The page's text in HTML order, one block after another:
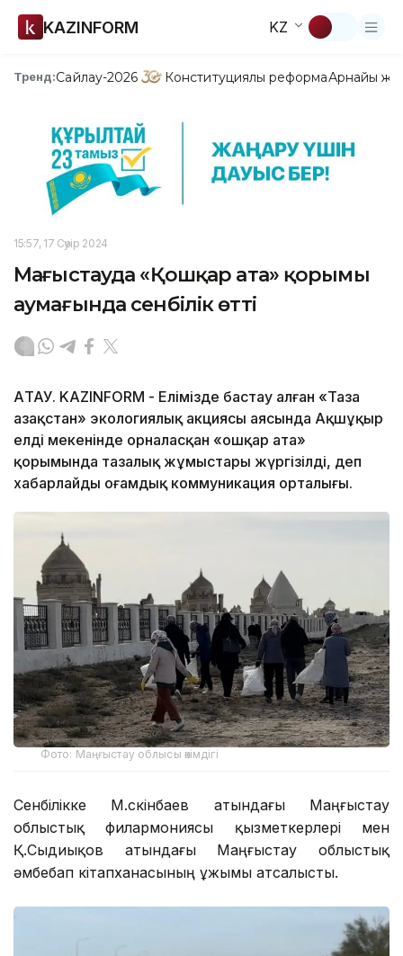
KAZINFORM KZ
Тренд:Сайлау-2026 Конституциялық реформаАрнайы
15:57, 17 Сәуір 2024
Маңғыстауда «Қошқар ата» қорымы
аумағында сенбілік өтті
АҚТАУ. KAZINFORM - Елімізде бастау алған «Таза
Қазақстан» экологиялық акциясы аясында Ақшұқыр
елді мекенінде орналасқан «Қошқар ата»
қорымында тазалық жұмыстары жүргізілді, деп
хабарлайды Қоғамдық коммуникация орталығы.
Фото: Маңғыстау облысы әкімдігі
Сенбілікке М.Өскінбаев атындағы Маңғыстау
облыстық филармониясы қызметкерлері мен
Қ.Сыдиықов атындағы Маңғыстау облыстық
әмбебап кітапханасының ұжымы атсалысты.